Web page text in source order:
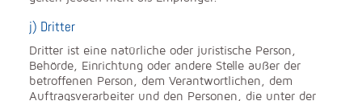
j) Dritter
Dritter ist eine natürliche oder juristische Person,
Behörde, Einrichtung oder andere Stelle außer der
betroffenen Person, dem Verantwortlichen, dem
Auftragsverarbeiter und den Personen, die unter der